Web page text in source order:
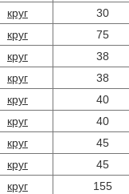
круг
30
круг
75
круг
38
круг
38
круг
40
круг
40
круг
45
круг
45
круг
155